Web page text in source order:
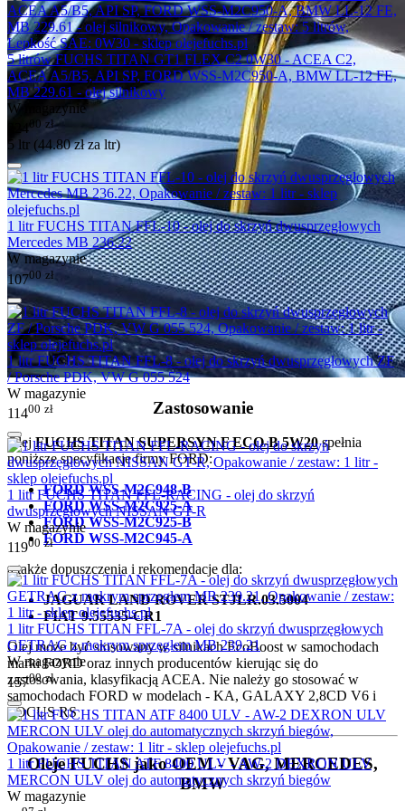
Zastosowanie
OlejFUCHS TITAN SUPERSYN F ECO-B 5W20spełnia
poniższe specyfikacje firmy FORD:
FORD WSS-M2C948-B
FORD WSS-M2C925-A
FORD WSS-M2C925-B
FORD WSS-M2C945-A
a także dopuszczenia i rekomendacje dla:
JAGUAR LAND ROVER STJLR.03.5004
FIAT 9.55535-CR1
Olej może być stosowany w silnikach EcoBoost w samochodach
marki FORD oraz innych producentów kierując się do
zastosowania, klasyfikacją ACEA. Nie należy go stosować w
samochodach FORD w modelach - KA, GALAXY 2,8CD V6 i
FOCUS RS
Oleje FUCHS jako OEM - VAG, MERCEDES,
BMW
5 litrów FUCHS TITAN GT1 FLEX C2 0W30 - ACEA C2,
ACEA A5/B5, API SP, FORD WSS-M2C950-A, BMW LL-12 FE,
MB 229.61 - olej silnikowy
W magazynie
224 00 zł
5 ltr (44.80złza ltr)
1 litr FUCHS TITAN FFL-10 - olej do skrzyń dwusprzęgłowych
Mercedes MB 236.22
W magazynie
10700 zł
1 litr FUCHS TITAN FFL-8 - olej do skrzyń dwusprzęgłowych ZF
/ Porsche PDK, VW G 055 524
W magazynie
11400 zł
1 litr FUCHS TITAN FFL-RACING - olej do skrzyń
dwusprzęgłowych NISSAN GT-R
W magazynie
11900 zł
1 litr FUCHS TITAN FFL-7A - olej do skrzyń dwusprzęgłowych
GETRAG z mokrym sprzęgłem MB 239.21
W magazynie
15700 zł
1 litr FUCHS TITAN ATF 8400 ULV - AW-2 DEXRON ULV
MERCON ULV olej do automatycznych skrzyń biegów
W magazynie